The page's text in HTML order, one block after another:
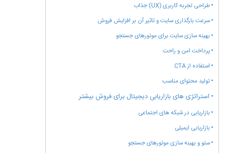
طراحی تجربه کاربری (UX) جذاب
سرعت بارگذاری سایت و تاثیر آن بر افزایش فروش
بهینه سازی سایت برای موتورهای جستجو
پرداخت امن و راحت
استفاده از CTA
تولید محتوای مناسب
استراتژی های بازاریابی دیجیتال برای فروش بیشتر
بازاریابی در شبکه های اجتماعی
بازاریابی ایمیلی
سئو و بهینه سازی موتورهای جستجو